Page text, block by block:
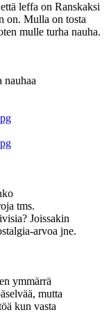
leffa on Ranskaksi
on. Mulla on tosta
mulle turha nauha.
nauhaa
tms.
Joissakin
arvoa jne.
ymmärrä
mutta
kun vasta